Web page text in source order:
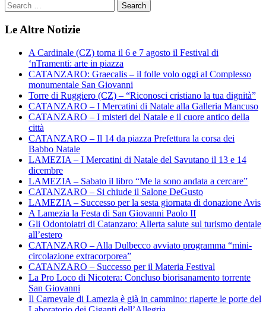
Le Altre Notizie
A Cardinale (CZ) torna il 6 e 7 agosto il Festival di
‘nTramenti: arte in piazza
CATANZARO: Graecalis – il folle volo oggi al Complesso
monumentale San Giovanni
Torre di Ruggiero (CZ) – “Riconosci cristiano la tua dignità”
CATANZARO – I Mercatini di Natale alla Galleria Mancuso
CATANZARO – I misteri del Natale e il cuore antico della
città
CATANZARO – Il 14 da piazza Prefettura la corsa dei
Babbo Natale
LAMEZIA – I Mercatini di Natale del Savutano il 13 e 14
dicembre
LAMEZIA – Sabato il libro “Me la sono andata a cercare”
CATANZARO – Si chiude il Salone DeGusto
LAMEZIA – Successo per la sesta giornata di donazione Avis
A Lamezia la Festa di San Giovanni Paolo II
Gli Odontoiatri di Catanzaro: Allerta salute sul turismo dentale
all’estero
CATANZARO – Alla Dulbecco avviato programma “mini-
circolazione extracorporea”
CATANZARO – Successo per il Materia Festival
La Pro Loco di Nicotera: Concluso biorisanamento torrente
San Giovanni
Il Carnevale di Lamezia è già in cammino: riaperte le porte del